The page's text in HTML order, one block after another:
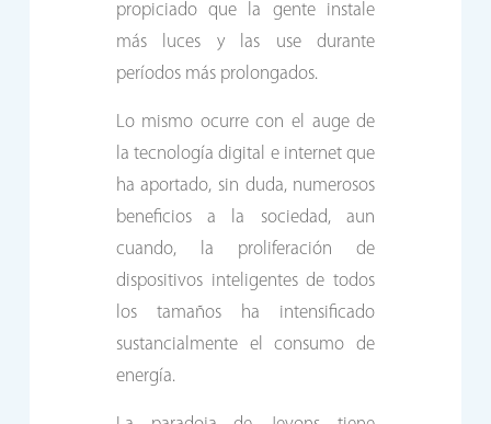
propiciado que la gente instale
más luces y las use durante
períodos más prolongados.
Lo mismo ocurre con el auge de
la tecnología digital e internet que
ha aportado, sin duda, numerosos
beneficios a la sociedad, aun
cuando, la proliferación de
dispositivos inteligentes de todos
los tamaños ha intensificado
sustancialmente el consumo de
energía.